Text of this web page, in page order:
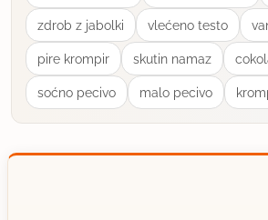
zdrob z jabolki vlećeno testo
pire krompir skutin namaz
soćno pecivo malo pecivo